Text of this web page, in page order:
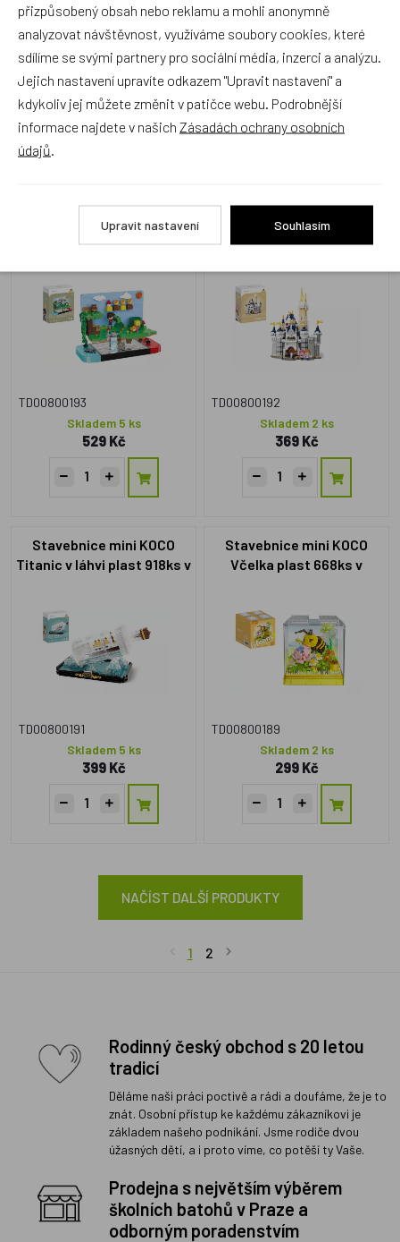
TD00800644
Skladem 9 ks
99 Kč
TD00800348
Skladem 1 ks
399 Kč
Stavebnice mini KOCO
Videohra plast 1045ks v
TD00800193
Skladem 5 ks
529 Kč
Stavebnice mini KOCO
15x20x8cm
TD00800192
Skladem 2 ks
369 Kč
Stavebnice mini KOCO
Titanic v láhvi plast 918ks v
TD00800191
Skladem 5 ks
399 Kč
Stavebnice mini KOCO
Včelka plast 668ks v
TD00800189
Skladem 2 ks
299 Kč
NAČÍST DALŠÍ PRODUKTY
1 2
Rodinný český obchod s 20 letou
tradicí
Děláme naši práci poctivě a rádi a doufáme, že je to
znát. Osobní přístup ke každému zákazníkovi je
základem našeho podnikání. Jsme rodiče dvou
úžasných dětí, a i proto víme, co potěší ty Vaše.
Prodejna s největším výběrem
školních batohů v Praze a
odborným poradenstvím
přizpůsobený obsah nebo reklamu a mohli anonymně
analyzovat návštěvnost, využíváme soubory cookies, které
sdílíme se svými partnery pro sociální média, inzerci a analýzu.
Jejich nastavení upravíte odkazem "Upravit nastavení" a
kdykoliv jej můžete změnit v patičce webu. Podrobnější
informace najdete v našich Zásadách ochrany osobních
údajů
Upravit nastavení Souhlasím